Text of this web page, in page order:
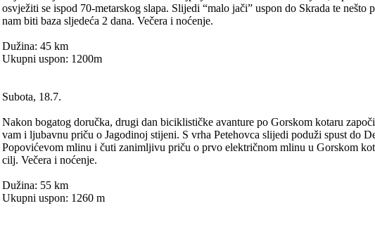
osvježiti se ispod 70-metarskog slapa. Slijedi “malo jači” uspon do Skrada te
nam biti baza sljedeća 2 dana. Večera i noćenje.
Dužina: 45 km
Ukupni uspon: 1200m
Subota, 18.7.
Nakon bogatog doručka, drugi dan biciklističke avanture po Gorskom kotaru
vam i ljubavnu priču o Jagodinoj stijeni. S vrha Petehovca slijedi poduži spust do
Popovićevom mlinu i čuti zanimljivu priču o prvo električnom mlinu u Gorskom
cilj. Večera i noćenje.
Dužina: 55 km
Ukupni uspon: 1260 m